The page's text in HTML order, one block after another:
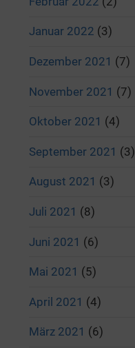
Januar 2022 (3)
Dezember 2021 (7)
November 2021 (7)
Oktober 2021 (4)
September 2021 (3)
August 2021 (3)
Juli 2021 (8)
Juni 2021 (6)
Mai 2021 (5)
April 2021 (4)
März 2021 (6)